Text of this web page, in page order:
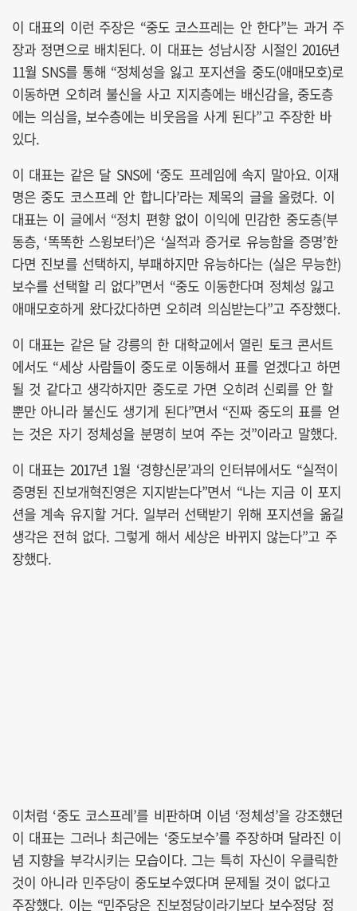
이 대표의 이런 주장은 “중도 코스프레는 안 한다”는 과거 주
장과 정면으로 배치된다. 이 대표는 성남시장 시절인 2016년
11월 SNS를 통해 “정체성을 잃고 포지션을 중도(애매모호)로
이동하면 오히려 불신을 사고 지지층에는 배신감을, 중도층
에는 의심을, 보수층에는 비웃음을 사게 된다”고 주장한 바
있다.
이 대표는 같은 달 SNS에 ‘중도 프레임에 속지 말아요. 이재
명은 중도 코스프레 안 합니다’라는 제목의 글을 올렸다. 이
대표는 이 글에서 “정치 편향 없이 이익에 민감한 중도층(부
동층, ‘똑똑한 스윙보터’)은 ‘실적과 증거로 유능함을 증명’한
다면 진보를 선택하지, 부패하지만 유능하다는 (실은 무능한)
보수를 선택할 리 없다”면서 “중도 이동한다며 정체성 잃고
애매모호하게 왔다갔다하면 오히려 의심받는다”고 주장했다.
이 대표는 같은 달 강릉의 한 대학교에서 열린 토크 콘서트
에서도 “세상 사람들이 중도로 이동해서 표를 얻겠다고 하면
될 것 같다고 생각하지만 중도로 가면 오히려 신뢰를 안 할
뿐만 아니라 불신도 생기게 된다”면서 “진짜 중도의 표를 얻
는 것은 자기 정체성을 분명히 보여 주는 것”이라고 말했다.
이 대표는 2017년 1월 ‘경향신문’과의 인터뷰에서도 “실적이
증명된 진보개혁진영은 지지받는다”면서 “나는 지금 이 포지
션을 계속 유지할 거다. 일부러 선택받기 위해 포지션을 옮길
생각은 전혀 없다. 그렇게 해서 세상은 바뀌지 않는다”고 주
장했다.
이처럼 ‘중도 코스프레’를 비판하며 이념 ‘정체성’을 강조했던
이 대표는 그러나 최근에는 ‘중도보수’를 주장하며 달라진 이
념 지향을 부각시키는 모습이다. 그는 특히 자신이 우클릭한
것이 아니라 민주당이 중도보수였다며 문제될 것이 없다고
주장했다. 이는 “민주당은 진보정당이라기보다 보수정당 정